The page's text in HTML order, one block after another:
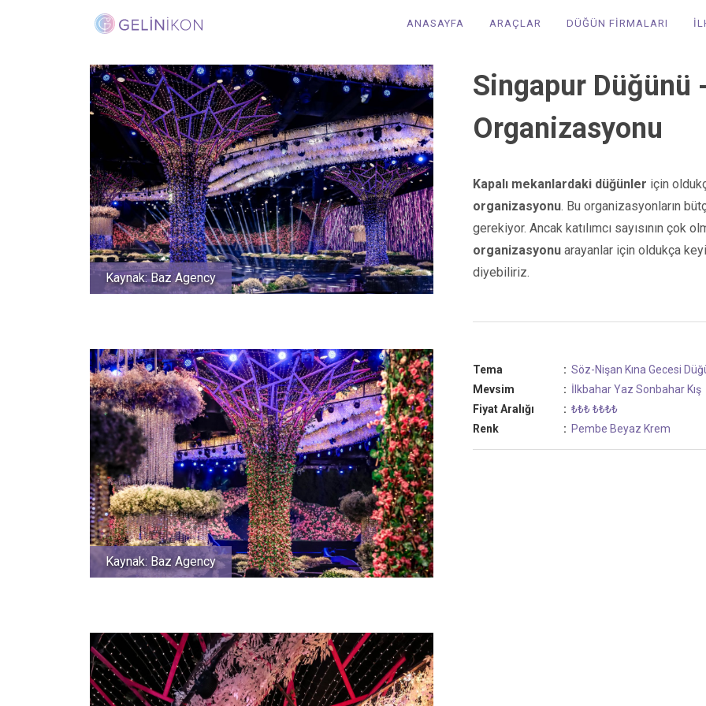
ANASAYFA ARAÇLAR DÜĞÜN FİRMALARI
Kaynak: Baz Agency
Kaynak: Baz Agency
Singapur Düğünü
Organizasyonu
Kapalı mekanlardaki düğünler için
organizasyonu. Bu organizasyonların
gerekiyor. Ancak katılımcı sayısının çok
organizasyonuarayanlar için oldukça
diyebiliriz.
Tema : Söz-Nişan Kına Gecesi
Mevsim
: İlkbaharYaz Sonbahar Kış
Fiyat Aralığı
: ₺₺₺₺₺₺₺
Renk
: Pembe Beyaz Krem